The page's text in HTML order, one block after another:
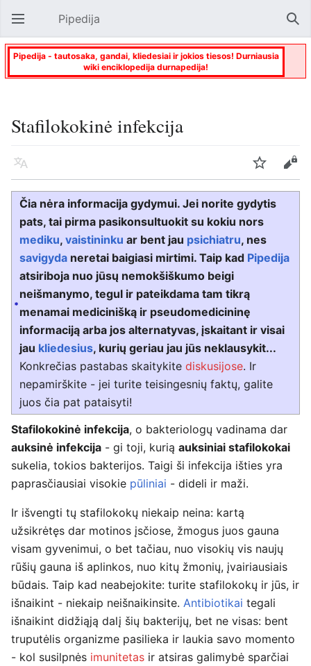
Atverti pagrindinį meniu Pipedija
Pipedija - tautosaka, gandai, kliedesiai ir jokios tiesos! Durniausia
wiki enciklopedija durnapedija!
Stafilokokinė infekcija
Kalba Stebėti Keisti
Čia nėra informacija gydymui. Jei norite gydytis
pats, tai pirma pasikonsultuokit su kokiu nors
mediku,vaistininku ar bent jau psichiatru, nes
savigyda neretai baigiasi mirtimi. Taip kad Pipedija
atsiriboja nuo jūsų nemokšiškumo beigi
neišmanymo, tegul ir pateikdama tam tikrą
menamai medicinišką ir pseudomedicininę
informaciją arba jos alternatyvas, įskaitant ir visai
jau kliedesius, kurių geriau jau jūs neklausykit...
Konkrečias pastabas skaitykitediskusijose. Ir
nepamirškite - jei turite teisingesnių faktų, galite
juos čia pat pataisyti!
Stafilokokinė infekcija, o bakteriologų vadinama dar
auksinė infekcija - gi toji, kurią auksiniai stafilokokai
sukelia, tokios bakterijos. Taigi ši infekcija išties yra
paprasčiausiai visokie pūliniai - dideli ir maži.
Ir išvengti tų stafilokokų niekaip neina: kartą
užsikrėtęs dar motinos įsčiose, žmogus juos gauna
visam gyvenimui, o bet tačiau, nuo visokių vis naujų
rūšių gauna iš aplinkos, nuo kitų žmonių, įvairiausiais
būdais. Taip kad neabejokite: turite stafilokokų ir jūs, ir
išnaikint - niekaip neišnaikinsite. Antibiotikai tegali
išnaikint didžiąją dalį šių bakterijų, bet ne visas: bent
truputėlis organizme pasilieka ir laukia savo momento
- kol susilpnės imunitetas ir atsiras galimybė sparčiai